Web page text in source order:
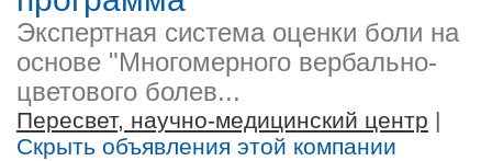
Экспертная система оценки боли на
основе "Многомерного вербально-
цветового болев...
Пересвет, научно-медицинский центр |
Скрыть объявления этой компании